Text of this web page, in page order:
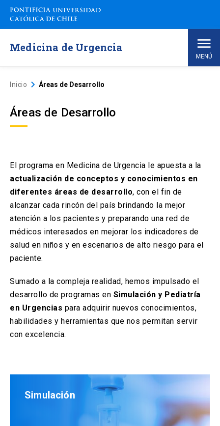
Medicina de Urgencia
MENÚ
Inicio
Quiénes Somos
Postgrado
Extensión
Investigación
Ultrasonido Clínico
Recursos
Asesorías
Inicio keyboard_arrow_rightÁreas de Desarrollo
Áreas de Desarrollo
El programa en Medicina de Urgencia le apuesta a la
actualización de conceptos y conocimientos en
diferentes áreas de desarrollo, con el fin de
alcanzar cada rincón del país brindando la mejor
atención a los pacientes y preparando una red de
médicos interesados en mejorar los indicadores de
salud en niños y en escenarios de alto riesgo para el
paciente.
Sumado a la compleja realidad, hemos impulsado el
desarrollo de programas en Simulación y Pediatría
en Urgencias para adquirir nuevos conocimientos,
habilidades y herramientas que nos permitan servir
con excelencia.
Simulación